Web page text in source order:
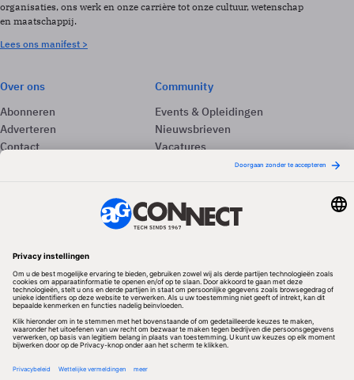
organisaties, ons werk en onze carrière tot onze cultuur, wetenschap
en maatschappij.
Lees ons manifest >
Over ons
Abonneren
Adverteren
Contact
Community
Events & Opleidingen
Nieuwsbrieven
Vacatures
Redactionele partner